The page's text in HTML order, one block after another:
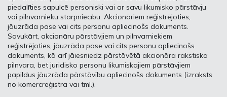
piedalīties sapulcē personiski vai ar savu likumisko pārstāvju
vai pilnvarnieku starpniecību. Akcionāriem reģistrējoties,
jāuzrāda pase vai cits personu apliecinošs dokuments.
Savukārt, akcionāru pārstāvjiem un pilnvarniekiem
reģistrējoties, jāuzrāda pase vai cits personu apliecinošs
dokuments, kā arī jāiesniedz pārstāvētā akcionāra rakstiska
pilnvara, bet juridisko personu likumiskajiem pārstāvjiem
papildus jāuzrāda pārstāvību apliecinošs dokuments (izraksts
no komercreģistra vai tml.).